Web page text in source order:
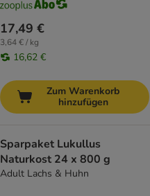
17,49 €
3,64 € / kg
16,62 €
Zum Warenkorb
hinzufügen
Sparpaket Lukullus
Naturkost 24 x 800 g
Adult Lachs & Huhn